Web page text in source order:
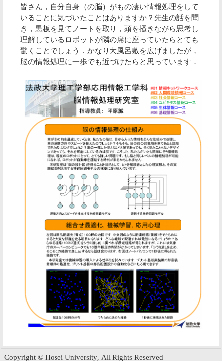
皆さん，自分自身（の脳）がもの凄い情報処理をして
いることに気づいたことはありますか？先生の話を聞
き，黒板を見てノートを取り，頭を掻きながら思考し
理解しているロボットが隣の席に座っていたらとても
驚くことでしょう．かなり大風呂敷を広げましたが，
脳の情報処理に一歩でも近づけたらと思っています．
Copyright © Hosei University, All Rights Reserved